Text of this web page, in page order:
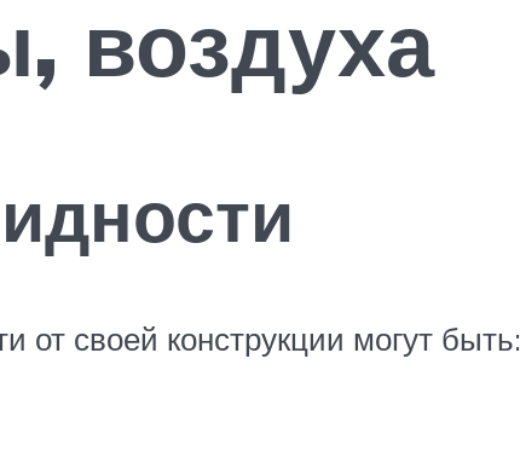
воздуха
своей конструкции могут быть: